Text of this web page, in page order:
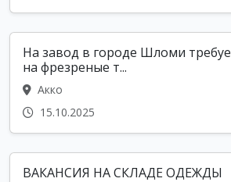
На завод в городе Шломи
на фрезреные т...
Акко
15.10.2025
ВАКАНСИЯ НА СКЛАДЕ ОДЕЖДЫ